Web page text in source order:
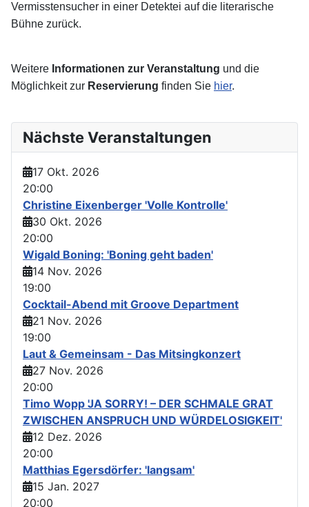
Vermisstensucher in einer Detektei auf die literarische
Bühne zurück.
Weitere Informationen zur Veranstaltung und die
Möglichkeit zur Reservierung finden Sie hier.
Nächste Veranstaltungen
17 Okt. 2026
20:00
Christine Eixenberger 'Volle Kontrolle'
30 Okt. 2026
20:00
Wigald Boning: 'Boning geht baden'
14 Nov. 2026
19:00
Cocktail-Abend mit Groove Department
21 Nov. 2026
19:00
Laut & Gemeinsam - Das Mitsingkonzert
27 Nov. 2026
20:00
Timo Wopp 'JA SORRY! – DER SCHMALE GRAT
ZWISCHEN ANSPRUCH UND WÜRDELOSIGKEIT'
12 Dez. 2026
20:00
Matthias Egersdörfer: 'langsam'
15 Jan. 2027
20:00